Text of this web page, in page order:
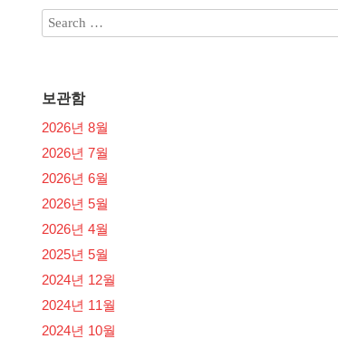
보관함
2026년 8월
2026년 7월
2026년 6월
2026년 5월
2026년 4월
2025년 5월
2024년 12월
2024년 11월
2024년 10월